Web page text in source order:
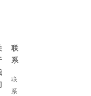
联
系
联
系